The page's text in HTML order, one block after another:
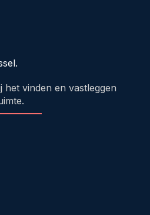
het vinden en vastleggen